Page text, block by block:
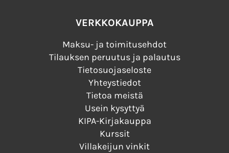
VERKKOKAUPPA
Maksu- ja toimitusehdot
Tilauksen peruutus ja palautus
Tietosuojaseloste
Yhteystiedot
Tietoa meistä
Usein kysyttyä
KIPA-Kirjakauppa
Kurssit
Villakeijun vinkit